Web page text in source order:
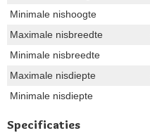
Minimale nishoogte
Maximale nisbreedte
Minimale nisbreedte
Maximale nisdiepte
Minimale nisdiepte
Specificaties